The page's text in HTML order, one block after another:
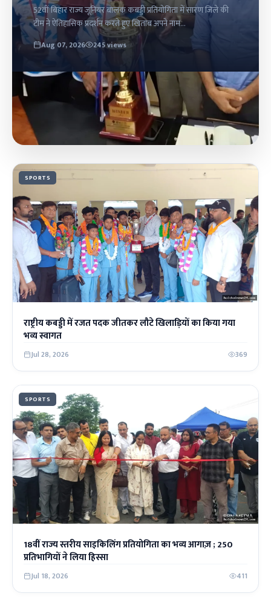
52वीं बिहार राज्य जूनियर बालक कबड्डी प्रतियोगिता में सारण जिले की
टीम ने ऐतिहासिक प्रदर्शन करते हुए खिताब अपने नाम...
Aug 07, 2026 245 views
SPORTS
राष्ट्रीय कबड्डी में रजत पदक जीतकर लौटे खिलाड़ियों का किया गया
भव्य स्वागत
Jul 28, 2026 369
SPORTS
18वीं राज्य स्तरीय साइकिलिंग प्रतियोगिता का भव्य आगाज़ ; 250
प्रतिभागियों ने लिया हिस्सा
Jul 18, 2026 411